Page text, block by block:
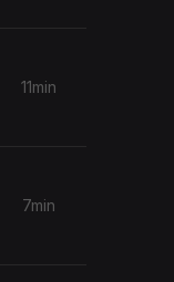
11min
7min